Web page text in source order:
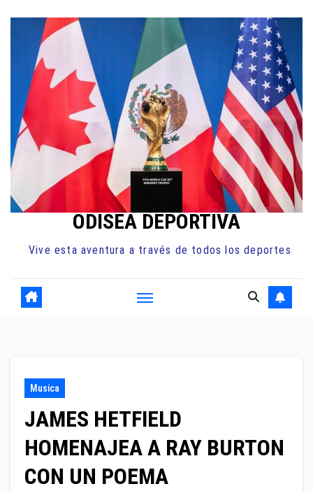
contenido
ODISEA DEPORTIVA
Vive esta aventura a través de todos los deportes
Musica
JAMES HETFIELD
HOMENAJEA A RAY BURTON
CON UN POEMA